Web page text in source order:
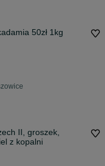
50zł 1kg
II, groszek,
z kopalni